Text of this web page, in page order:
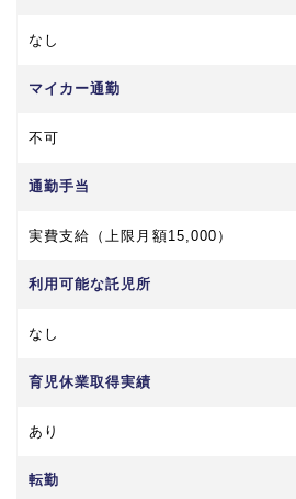
なし
マイカー通勤
不可
通勤手当
実費支給（上限月額15,000）
利用可能な託児所
なし
育児休業取得実績
あり
転勤